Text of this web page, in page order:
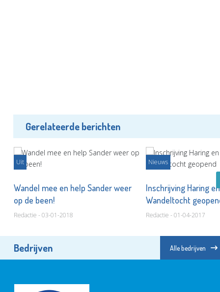
Gerelateerde berichten
Uit
Wandel mee en help Sander weer
op de been!
Redactie - 03-01-2018
Nieuws
Inschrijving Haring
Wandeltocht
Redactie - 01-04-2017
Bedrijven Alle bedrijven